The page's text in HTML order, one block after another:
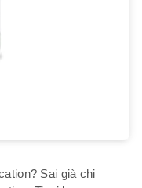
Sai già chi